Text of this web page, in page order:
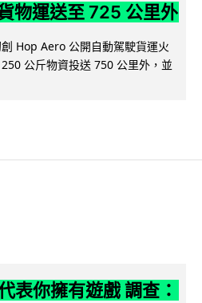
物運送至 725 公里外
創 Hop Aero 公開自動駕駛貨運火
公斤物資投送 750 公里外，並
表你擁有遊戲 調查：